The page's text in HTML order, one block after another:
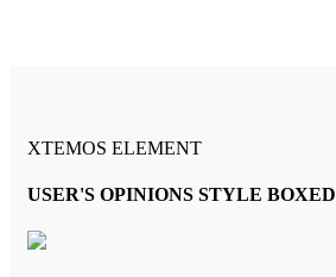
XTEMOS ELEMENT
USER'S OPINIONS STYLE BOXED